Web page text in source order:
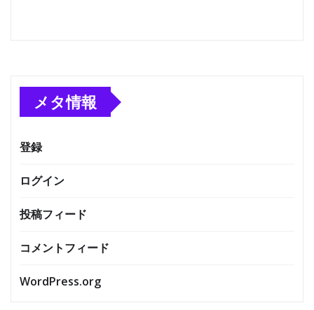
メタ情報
登録
ログイン
投稿フィード
コメントフィード
WordPress.org